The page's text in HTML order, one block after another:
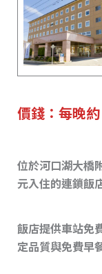
價錢：每晚
位於河口湖大橋
元入住的連鎖飯
飯店提供車站免
定品質與免費早